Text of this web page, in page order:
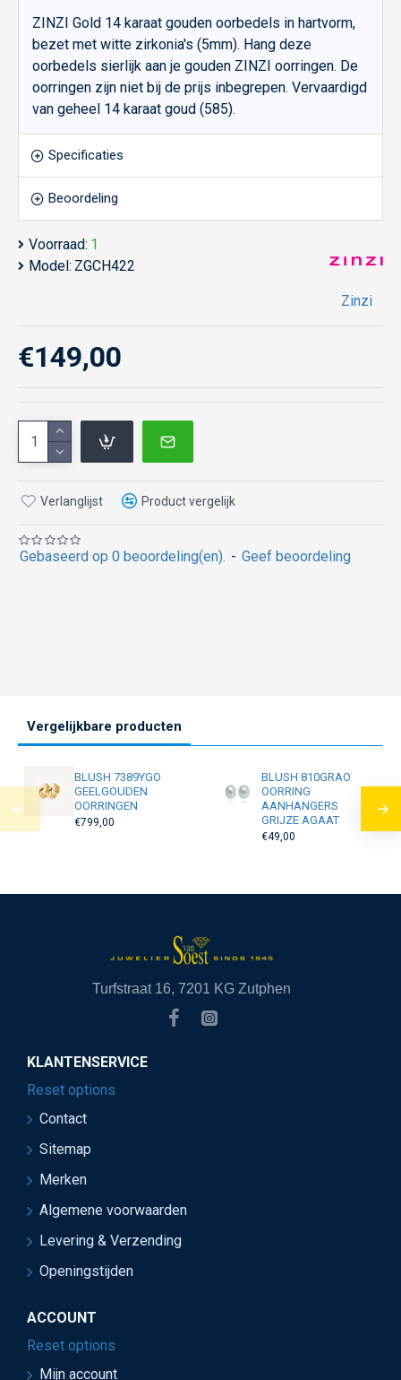
ZINZI Gold 14 karaat gouden oorbedels in hartvorm,
bezet met witte zirkonia's (5mm). Hang deze
oorbedels sierlijk aan je gouden ZINZI oorringen. De
oorringen zijn niet bij de prijs inbegrepen. Vervaardigd
van geheel 14 karaat goud (585).
Specificaties
Beoordeling
Voorraad: 1
Model: ZGCH422
Zinzi
Gebaseerd op 0 beoordeling(en). - Geef beoordeling
€149,00
Verlanglijst Product vergelijk
Vergelijkbare producten
BLUSH 7389YGO
GEELGOUDEN
OORRINGEN
€799,00
BLUSH 810GRAO
OORRING
AANHANGERS
GRIJZE AGAAT
€49,00
Turfstraat 16, 7201 KG Zutphen
KLANTENSERVICE
Reset options
Contact
Sitemap
Merken
Algemene voorwaarden
Levering & Verzending
Openingstijden
ACCOUNT
Reset options
Mijn account